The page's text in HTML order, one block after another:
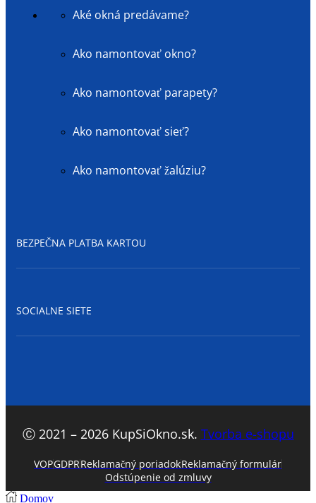
Aké okná predávame?
Ako namontovať okno?
Ako namontovať parapety?
Ako namontovať sieť?
Ako namontovať žalúziu?
BEZPEČNA PLATBA KARTOU
SOCIALNE SIETE
Ⓒ 2021 – 2026 KupSiOkno.sk. Tvorba e-shopu
VOPGDPRReklamačný poriadokReklamačný formulár
Odstúpenie od zmluvy
Domov